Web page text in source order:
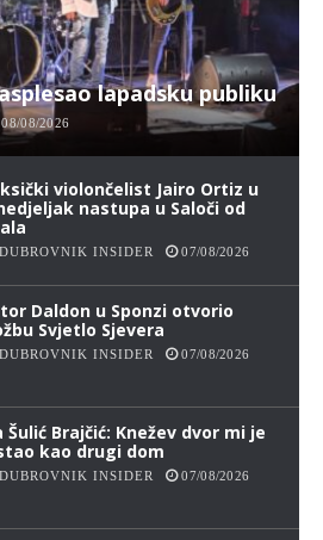
lapadsku publiku
08/08/2026
violončelist Jairo Ortiz u
nastupa u Saloči od
DUBROVNIK INSIDER 07/08/2026
Daldon u Sponzi otvorio
Svjetlo Sjevera
DUBROVNIK INSIDER 07/08/2026
Šulić Brajčić: Knežev dvor mi je
kao drugi dom
DUBROVNIK INSIDER 07/08/2026